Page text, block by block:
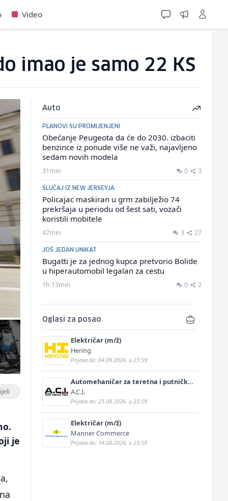
Video
imao je samo 22 KS
je
Auto
PLANOVI SU PROMIJENJENI
Obećanje Peugeota da će do 2030. izbaciti
benzince iz ponude više ne važi, najavljeno
sedam novih modela
31min 0 3
SLUČAJ IZ NEW JERSEYJA
Policajac maskiran u grm zabilježio 74
prekršaja u periodu od šest sati, vozači
koristili mobitele
47min 3 27
JOŠ JEDAN UNIKAT
Bugatti je za jednog kupca pretvorio Bolide
u hiperautomobil legalan za cestu
1h 13min 0 2
Oglasi za posao
Električar (m/ž)
Hering
Prijava do: 04.09.2026. u 23:59
Automehaničar za teretna i putnička
vozila (m/ž)
A.C.I.
Prijava do: 23.08.2026. u 23:59
Električar (m/ž)
Manner Commerce
Prijava do: 14.08.2026. u 23:59